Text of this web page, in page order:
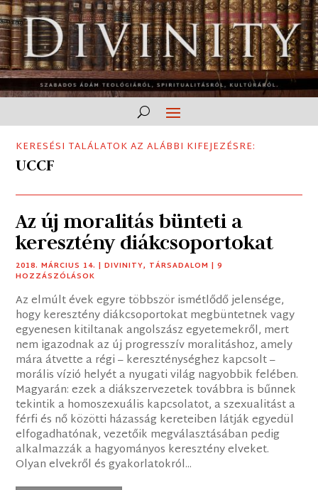
KERESÉSI TALÁLATOK AZ ALÁBBI KIFEJEZÉSRE:
UCCF
Az új moralitás bünteti a
keresztény diákcsoportokat
2018. MÁRCIUS 14. |DIVINITY, TÁRSADALOM | 9
HOZZÁSZÓLÁSOK
Az elmúlt évek egyre többször ismétlődő jelensége,
hogy keresztény diákcsoportokat megbüntetnek vagy
egyenesen kitiltanak angolszász egyetemekről, mert
nem igazodnak az új progresszív moralitáshoz, amely
mára átvette a régi – kereszténységhez kapcsolt –
morális vízió helyét a nyugati világ nagyobbik felében.
Magyarán: ezek a diákszervezetek továbbra is bűnnek
tekintik a homoszexuális kapcsolatot, a szexualitást a
férfi és nő közötti házasság kereteiben látják egyedül
elfogadhatónak, vezetőik megválasztásában pedig
alkalmazzák a hagyományos keresztény elveket.
Olyan elvekről és gyakorlatokról...